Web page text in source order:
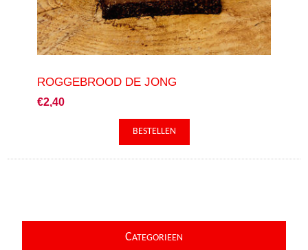
ROGGEBROOD DE JONG
€2,40
CATEGORIEEN